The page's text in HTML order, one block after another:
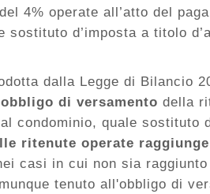
4% operate all’atto del
sostituto d’imposta a titolo
dalla Legge di Bilancio
di versamento della
condominio, quale sostituto
ritenute operate
casi in cui non sia
tenuto all'obbligo di